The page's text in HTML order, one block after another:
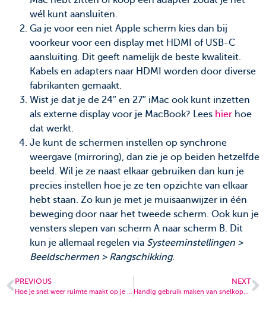
wél kunt aansluiten.
Ga je voor een niet Apple scherm kies dan bij
voorkeur voor een display met HDMI of USB-C
aansluiting. Dit geeft namelijk de beste kwaliteit.
Kabels en adapters naar HDMI worden door diverse
fabrikanten gemaakt.
Wist je dat je de 24″ en 27″ iMac ook kunt inzetten
als externe display voor je MacBook? Lees hier hoe
dat werkt.
Je kunt de schermen instellen op synchrone
weergave (mirroring), dan zie je op beiden hetzelfde
beeld. Wil je ze naast elkaar gebruiken dan kun je
precies instellen hoe je ze ten opzichte van elkaar
hebt staan. Zo kun je met je muisaanwijzer in één
beweging door naar het tweede scherm. Ook kun je
vensters slepen van scherm A naar scherm B. Dit
kun je allemaal regelen via Systeeminstellingen >
Beeldschermen > Rangschikking.
PREVIOUS
Hoe je snel weer ruimte maakt op je Mac (deel 1)
NEXT
Handig gebruik maken van snelkoppelingen op de Mac